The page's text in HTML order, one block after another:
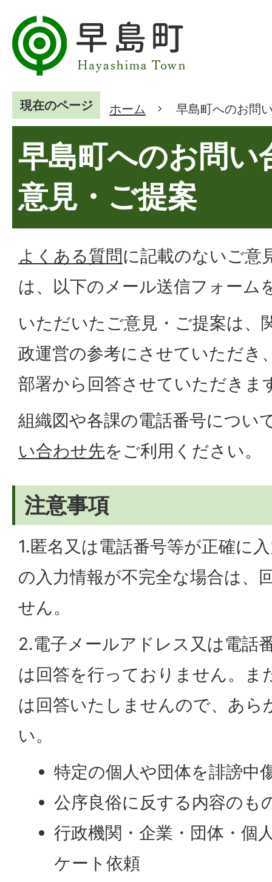
現在のページ ホーム 早島町へのお問
早島町へのお問い
意見・ご提案
よくある質問に記載のないご意
は、以下のメール送信フォーム
いただいたご意見・ご提案は、
政運営の参考にさせていただき
部署から回答させていただきま
組織図や各課の電話番号につい
い合わせ先をご利用ください。
注意事項
1.匿名又は電話番号等が正確に
の入力情報が不完全な場合は、
せん。
2.電子メールアドレス又は電話
は回答を行っておりません。ま
は回答いたしませんので、あら
い。
特定の個人や団体を誹謗中
公序良俗に反する内容のも
行政機関・企業・団体・個
ケート依頼